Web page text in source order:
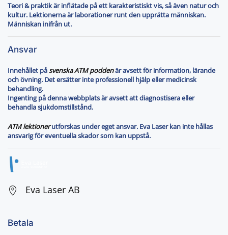
Teori & praktik är inflätade på ett karakteristiskt vis, så även natur och
kultur. Lektionerna är laborationer runt den upprätta människan.
Människan inifrån ut.
Ansvar
Innehållet påsvenska ATM poddenär avsett för information, lärande
och övning. Det ersätter inte professionell hjälp eller medicinsk
behandling.
Ingenting på denna webbplats är avsett att diagnostisera eller
behandla sjukdomstillstånd.
ATM lektionerutforskas under eget ansvar. Eva Laser kan inte hållas
ansvarig för eventuella skador som kan uppstå.
Eva Laser AB
Betala